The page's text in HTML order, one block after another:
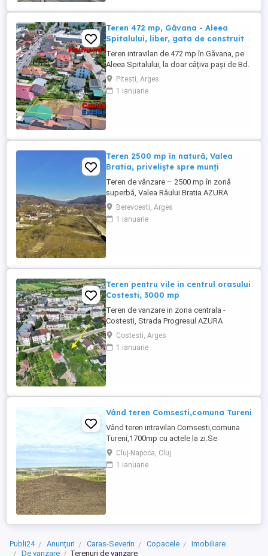
Teren 472 mp, Găvana - Aleea
Spitalului, liber, gata de construit
Teren intravilan de 472 mp în Găvana, pe
Aleea Spitalului, la doar câțiva pași de Bd.
Nicolae Bălcescu. Un loc în care poți
construi fără să te muți la periferie: rămâi
în oraș, cu tot ce înseamnă asta. Terenul
Pitesti, Arges
1 ianuarie
Teren 2500 mp în natură, Valea
Bratia, priveliște spre munți
Teren de vânzare – 2500 mp în zonă
superbă, Valea Râului Bratia AZURA
Imobiliare va oferă spre vânzare teren în
suprafață de 2500 mp, cu deschidere de
28 m, situat pe Valea Râului Bratia, într-o
Berevoesti, Arges
1 ianuarie
Teren pentru vile in centrul orasului
Costesti, 3000 mp
Teren de vanzare in zona centrala -
Costesti, Strada Progresul AZURA
Imobiliare va propune spre vanzare un
teren intravilan cu un real potential
investitional, situat in centrul orasului
Costesti, Arges
1 ianuarie
Vând teren Comsesti,comuna Tureni
Vând teren intravilan Comsesti,comuna
Tureni,1700mp cu actele la zi.Se
parceleaza la cerere
Cluj-Napoca, Cluj
1 ianuarie
Publi24 Anunțuri Caras-Severin Copacele
Imobiliare
De vanzare
Terenuri de vanzare